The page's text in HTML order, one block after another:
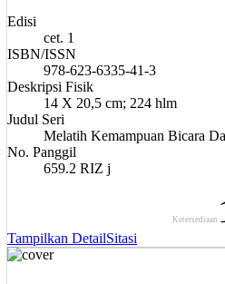
Edisi
cet. 1
ISBN/ISSN
978-623-6335-41-3
Deskripsi Fisik
14 X 20,5 cm; 224 hlm
Judul Seri
Melatih Kemampuan Bicara
No. Panggil
659.2 RIZ j
Ketersediaan
Tampilkan DetailSitasi